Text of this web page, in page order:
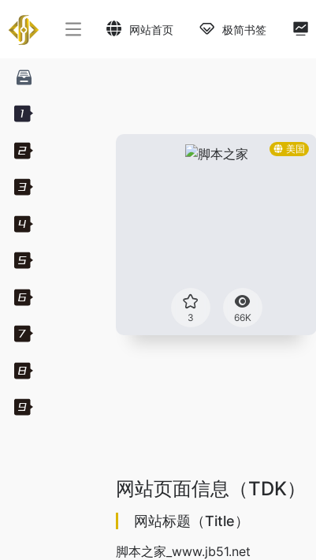
网站首页 极简书签
美国
3 66K
网站页面信息（TDK）
网站标题（Title）
脚本之家_www.jb51.net